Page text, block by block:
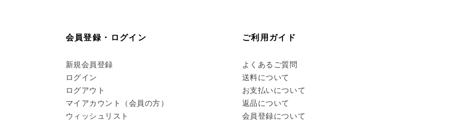
会員登録・ログイン
新規会員登録
ログイン
ログアウト
マイアカウント（会員の方）
ウィッシュリスト
ご利用ガイド
よくあるご質問
送料について
お支払いについて
返品について
会員登録について